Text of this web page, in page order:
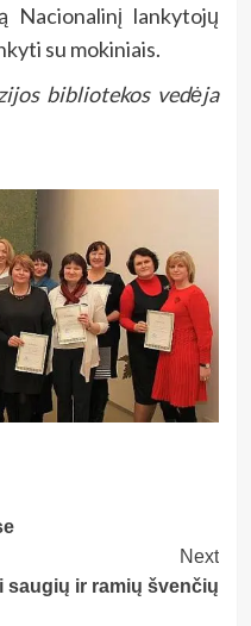
Nacionalinį lankytojų
su mokiniais.
bibliotekos vedėja
Next
saugių ir ramių švenčių